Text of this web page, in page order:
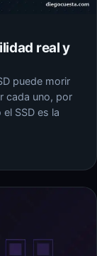
real y
puede morir
cada uno, por
SSD es la